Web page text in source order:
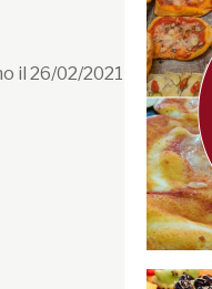
26/02/2021 n. 199/2021